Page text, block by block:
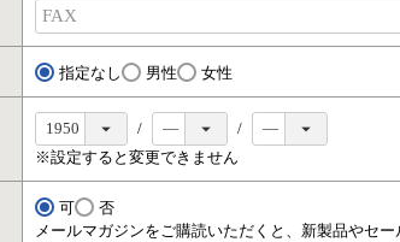
指定なし 男性 女性
※設定すると変更できません
可
否
メールマガジンをご購読いただくと、新製品やセ